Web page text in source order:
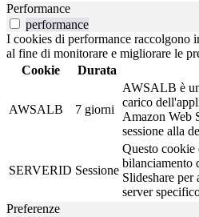
Performance
performance
I cookies di performance raccolgono
al fine di monitorare e migliorare le
Cookie
Durata
AWSALB 7 giorni
AWSALB è
carico
Amazon Web
sessione alla
SERVERID Sessione
Questo cookie
bilanciamento
Slideshare per
server
Preferenze